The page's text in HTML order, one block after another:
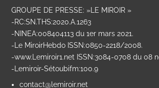
GROUPE DE PRESSE: »LE MIROIR »
-RC:SN.THS:2020.A.1263
-NINEA:008404113 du 1er mars 2021.
-Le MiroirHebdo ISSN:0850-2218/2008.
-www.Lemiroir1.net ISSN:3084-0708 du 08
-Lemiroir-Sétoubifm:100.9
contact@lemiroir.net